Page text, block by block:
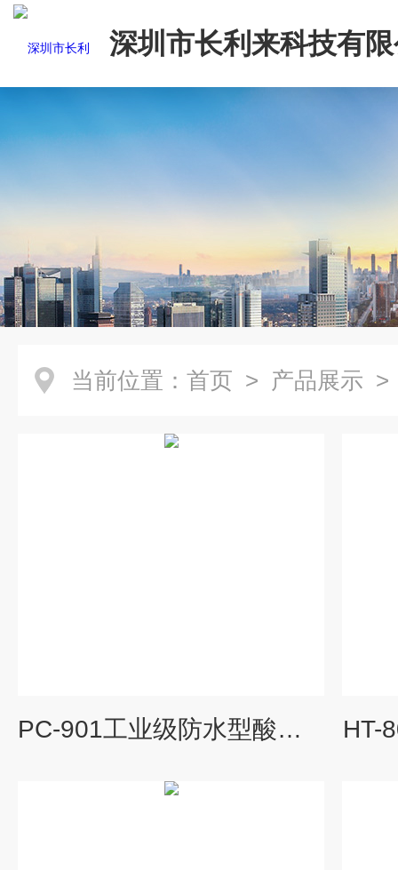
深圳市长利来科技有
当前位置： 首页 > 产品展示
PC-901工业级防水型酸碱浓度计 HT-